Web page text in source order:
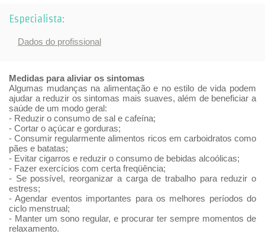
Especialista:
Dados do profissional
Medidas para aliviar os sintomas
Algumas mudanças na alimentação e no estilo de vida podem
ajudar a reduzir os sintomas mais suaves, além de beneficiar a
saúde de um modo geral:
- Reduzir o consumo de sal e cafeína;
- Cortar o açúcar e gorduras;
- Consumir regularmente alimentos ricos em carboidratos como
pães e batatas;
- Evitar cigarros e reduzir o consumo de bebidas alcoólicas;
- Fazer exercícios com certa freqüência;
- Se possível, reorganizar a carga de trabalho para reduzir o
estress;
- Agendar eventos importantes para os melhores períodos do
ciclo menstrual;
- Manter um sono regular, e procurar ter sempre momentos de
relaxamento.